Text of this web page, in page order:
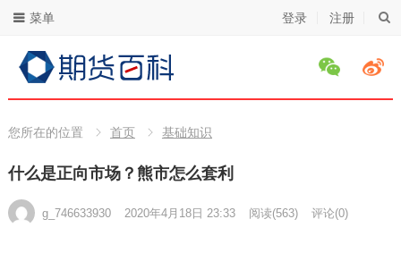
登录 注册
菜单
您所在的位置 首页 基础知识
什么是正向市场？熊市怎么套利
g_746633930 2020年4月18日 23:33 阅读(563) 评论(0)